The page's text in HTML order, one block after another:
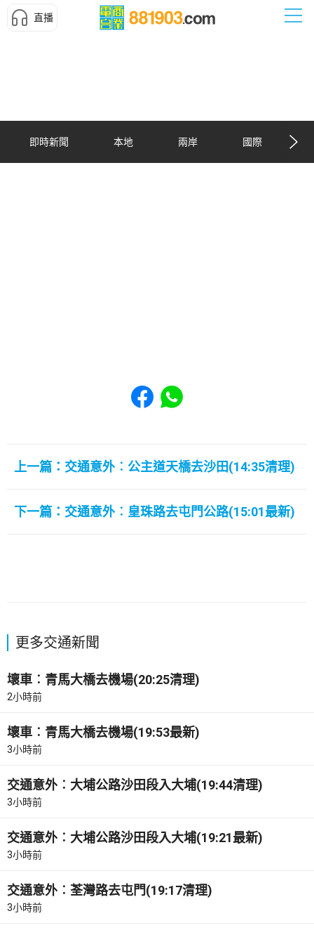
直播
即時新聞 本地 兩岸 國際
Share to Facebook
Share to WhatsApp
上一篇：交通意外︰公主道天橋去沙田(14:35清理)
下一篇：交通意外︰皇珠路去屯門公路(15:01最新)
更多交通新聞
壞車︰青馬大橋去機場(20:25清理)
2小時前
壞車︰青馬大橋去機場(19:53最新)
3小時前
交通意外︰大埔公路沙田段入大埔(19:44清理)
3小時前
交通意外︰大埔公路沙田段入大埔(19:21最新)
3小時前
交通意外︰荃灣路去屯門(19:17清理)
3小時前